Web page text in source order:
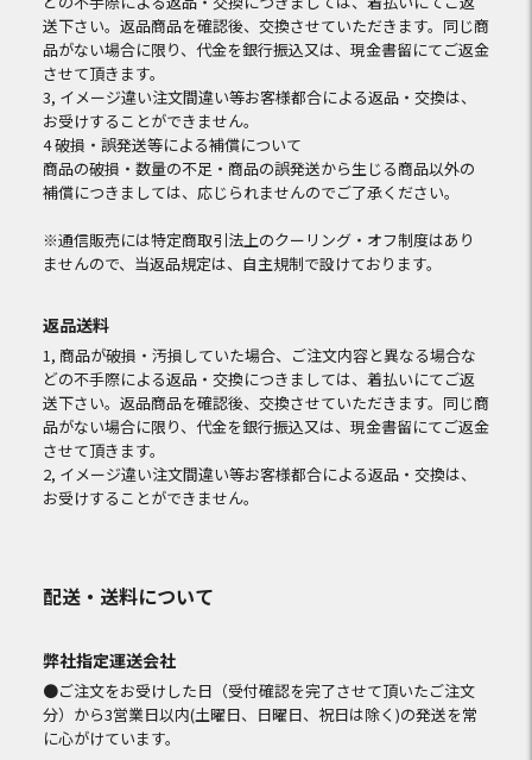
送下さい。返品商品を確認後、交換させていただきます。同じ商
品がない場合に限り、代金を銀行振込又は、現金書留にてご返金
させて頂きます。
3, イメージ違い注文間違い等お客様都合による返品・交換は、
お受けすることができません。
4 破損・誤発送等による補償について
商品の破損・数量の不足・商品の誤発送から生じる商品以外の
補償につきましては、応じられませんのでご了承ください。
※通信販売には特定商取引法上のクーリング・オフ制度はあり
ませんので、当返品規定は、自主規制で設けております。
返品送料
1, 商品が破損・汚損していた場合、ご注文内容と異なる場合な
どの不手際による返品・交換につきましては、着払いにてご返
送下さい。返品商品を確認後、交換させていただきます。同じ商
品がない場合に限り、代金を銀行振込又は、現金書留にてご返金
させて頂きます。
2, イメージ違い注文間違い等お客様都合による返品・交換は、
お受けすることができません。
配送・送料について
弊社指定運送会社
●ご注文をお受けした日（受付確認を完了させて頂いたご注文
分）から3営業日以内(土曜日、日曜日、祝日は除く)の発送を常
に心がけています。